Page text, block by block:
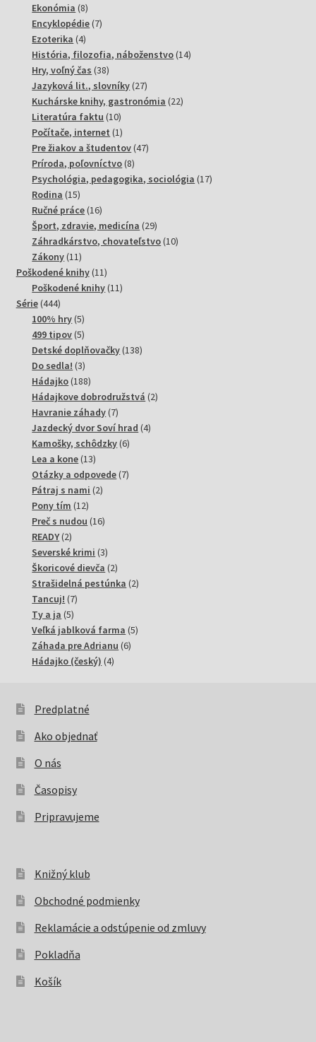
produktov
Ekonómia 88
produktov
Encyklopédie 77
Ezoterika 44
produkty
História, filozofia, náboženstvo 1414
Hry, voľný čas 3838
produktov
Jazyková lit., slovníky 2727
produktov
Kuchárske knihy, gastronómia 2222
Literatúra faktu 1010
produktov
Počítače, internet 11
produkt
Pre žiakov a študentov 4747
Príroda, poľovníctvo 88
produktov
Psychológia, pedagogika, sociológia 1717
Rodina 1515
produktov
Ručné práce 1616
produktov
Šport, zdravie, medicína 2929
produktov
Záhradkárstvo, chovateľstvo 1010
Zákony 1111
produktov
Poškodené knihy 1111
produktov
Poškodené knihy 1111
Série 444444
produktov
100% hry 55
produktov
499 tipov 55
produktov
Detské doplňovačky 138138
Do sedla! 33
produkty
Hádajko 188188
produktov
Hádajkove dobrodružstvá 22
Havranie záhady 77
produktov
Jazdecký dvor Soví hrad 44
Kamošky, schôdzky 66
Lea a kone 1313
produktov
Otázky a odpovede 77
Pátraj s nami 22
Pony tím 1212
produktov
Preč s nudou 1616
READY 22
produkty
Severské krimi 33
produkty
Škoricové dievča 22
produkty
Strašidelná pestúnka 22
Tancuj! 77
Ty a ja 55
produktov
Veľká jablková farma 55
Záhada pre Adrianu 66
Hádajko (český) 44
Predplatné
Ako objednať
O nás
Časopisy
Pripravujeme
Knižný klub
Obchodné podmienky
Reklamácie a odstúpenie od zmluvy
Pokladňa
Košík